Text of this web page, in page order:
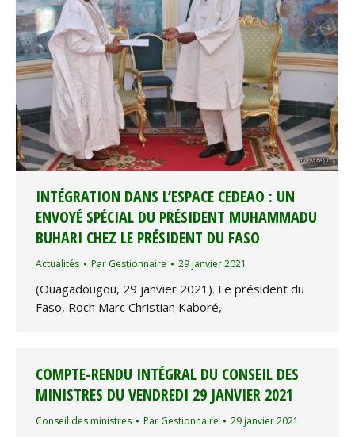
INTÉGRATION DANS L’ESPACE CEDEAO : UN
ENVOYÉ SPÉCIAL DU PRÉSIDENT MUHAMMADU
BUHARI CHEZ LE PRÉSIDENT DU FASO
Actualités Par Gestionnaire 29 janvier 2021
(Ouagadougou, 29 janvier 2021). Le président du
Faso, Roch Marc Christian Kaboré,
COMPTE-RENDU INTÉGRAL DU CONSEIL DES
MINISTRES DU VENDREDI 29 JANVIER 2021
Conseil des ministres Par Gestionnaire 29 janvier 2021